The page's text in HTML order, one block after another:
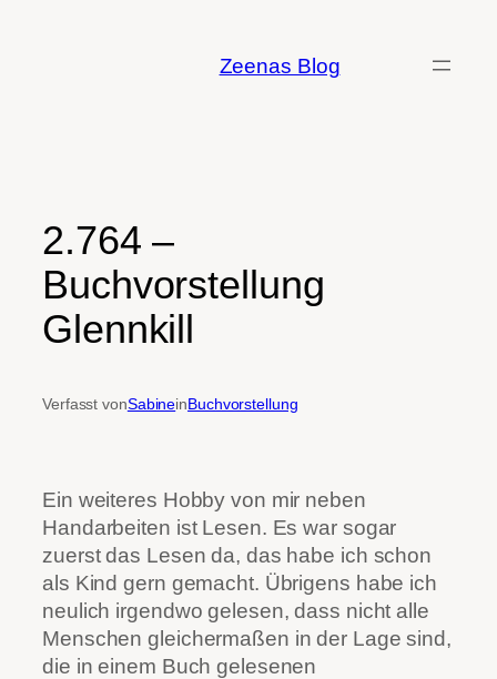
Zeenas Blog
2.764 –
Buchvorstellung
Glennkill
Verfasst vonSabineinBuchvorstellung
Ein weiteres Hobby von mir neben
Handarbeiten ist Lesen. Es war sogar
zuerst das Lesen da, das habe ich schon
als Kind gern gemacht. Übrigens habe ich
neulich irgendwo gelesen, dass nicht alle
Menschen gleichermaßen in der Lage sind,
die in einem Buch gelesenen